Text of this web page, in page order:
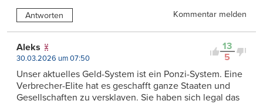
Antworten Kommentar melden
13
5
Aleks
30.03.2026 um 07:50
Unser aktuelles Geld-System ist ein Ponzi-System. Eine
Verbrecher-Elite hat es geschafft ganze Staaten und
Gesellschaften zu versklaven. Sie haben sich legal das